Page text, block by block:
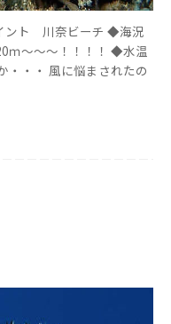
ト 川奈ビーチ ◆海況
～～～！！！！ ◆水温
・・ 風に悩まされたの